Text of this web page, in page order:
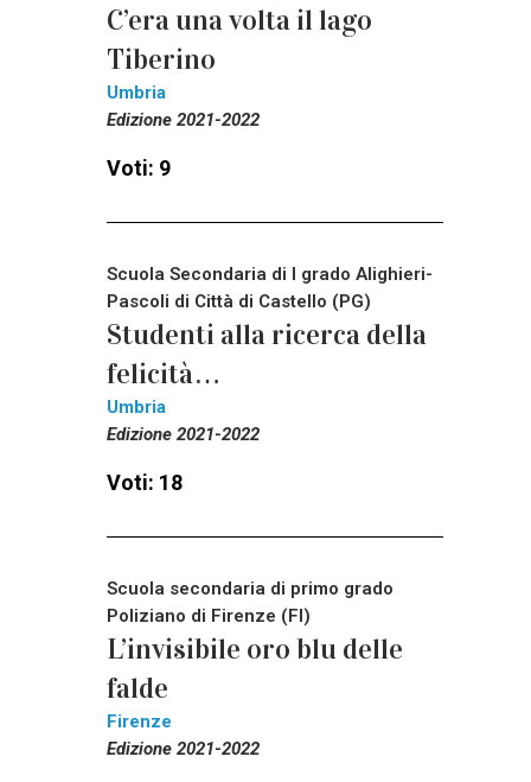
C’era una volta il lago
Tiberino
Umbria
Edizione 2021-2022
Voti: 9
Scuola Secondaria di I grado Alighieri-
Pascoli di Città di Castello (PG)
Studenti alla ricerca della
felicità…
Umbria
Edizione 2021-2022
Voti: 18
Scuola secondaria di primo grado
Poliziano di Firenze (FI)
L’invisibile oro blu delle
falde
Firenze
Edizione 2021-2022